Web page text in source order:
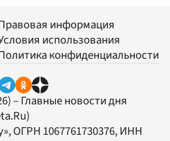
информация
использования
конфиденциальности
– Главные новости дня
, ОГРН 1067761730376, ИНН